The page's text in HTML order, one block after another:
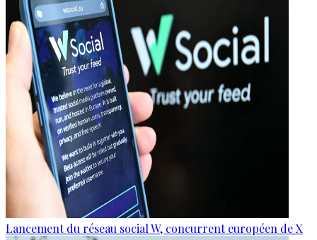
Lancement du réseau social W, concurrent européen de X